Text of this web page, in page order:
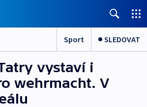
Sport SLEDOVAT
vystaví i
wehrmacht. V